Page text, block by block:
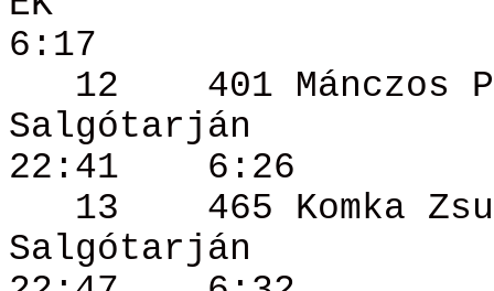
6:17
12
401 Mánczos
Salgótarján
22:41
6:26
13
465 Komka
Salgótarján